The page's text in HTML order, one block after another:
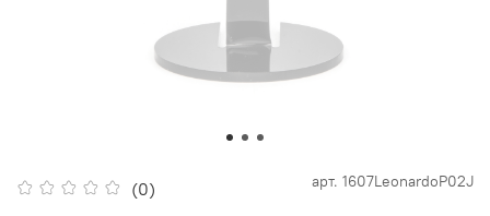
(0) арт. 1607LeonardoP02J